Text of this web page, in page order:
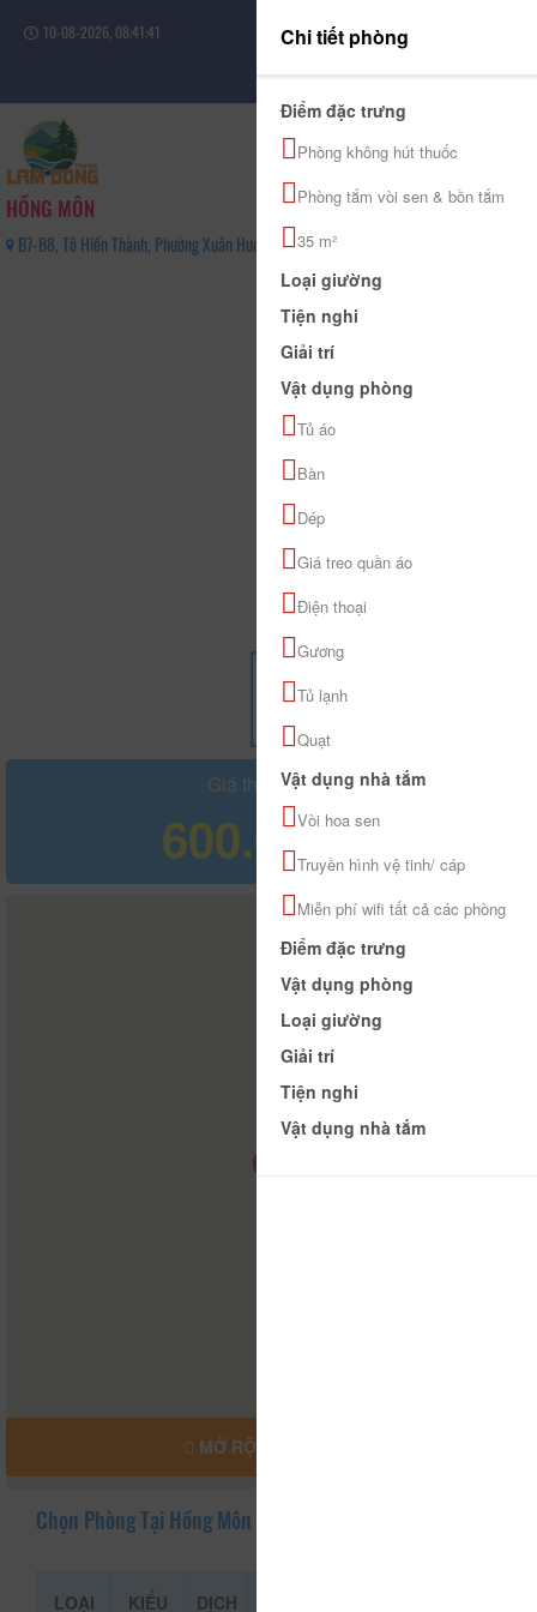
10-08-2026, 08:41:41
Đăng nhập
HỒNG MÔN
B7-B8, Tô Hiến Thành, Phường Xuân Hương - Đà Lạt, Tỉnh Lâm Đồng - 02633532068
Giá tham khảo
600.000 đ
MỞ RỘNG BẢN ĐỒ
Chọn Phòng Tại Hồng Môn
LOẠI
KIỂU
DỊCH
Chi tiết phòng
Điểm đặc trưng
Phòng không hút thuốc
Phòng tắm vòi sen & bồn tắm
35 m²
Loại giường
Tiện nghi
Giải trí
Vật dụng phòng
Tủ áo
Bàn
Dép
Giá treo quần áo
Điện thoại
Gương
Tủ lạnh
Quạt
Vật dụng nhà tắm
Vòi hoa sen
Truyền hình vệ tinh/ cáp
Miễn phí wifi tất cả các phòng
Điểm đặc trưng
Vật dụng phòng
Loại giường
Giải trí
Tiện nghi
Vật dụng nhà tắm